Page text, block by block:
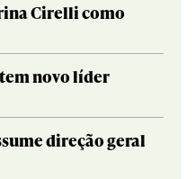
Cirelli como
novo líder
direção geral